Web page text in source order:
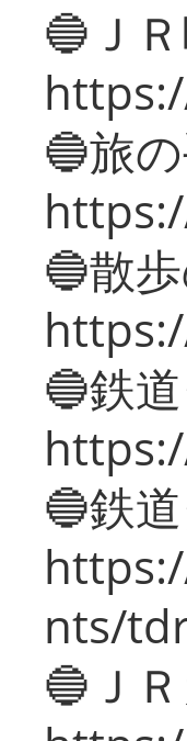
🔵Ｊ
🔵旅
🔵散
🔵鉄
🔵鉄
nts/
🔵Ｊ